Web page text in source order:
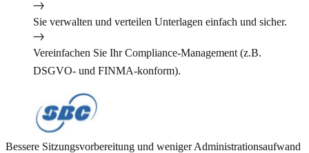
Sie verwalten und verteilen Unterlagen einfach und sicher.
Vereinfachen Sie Ihr Compliance-Management (z.B.
DSGVO- und FINMA-konform).
Bessere Sitzungsvorbereitung und weniger Administrationsaufwand